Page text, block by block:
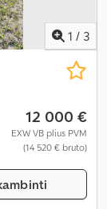
1 / 3
12 000 €
EXW VB plius PVM
(14 520 € bruto)